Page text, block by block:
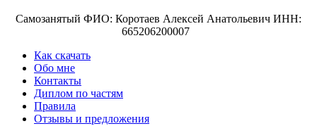
Самозанятый ФИО: Коротаев Алексей Анатольевич ИНН:
665206200007
Как скачать
Обо мне
Контакты
Диплом по частям
Правила
Отзывы и предложения